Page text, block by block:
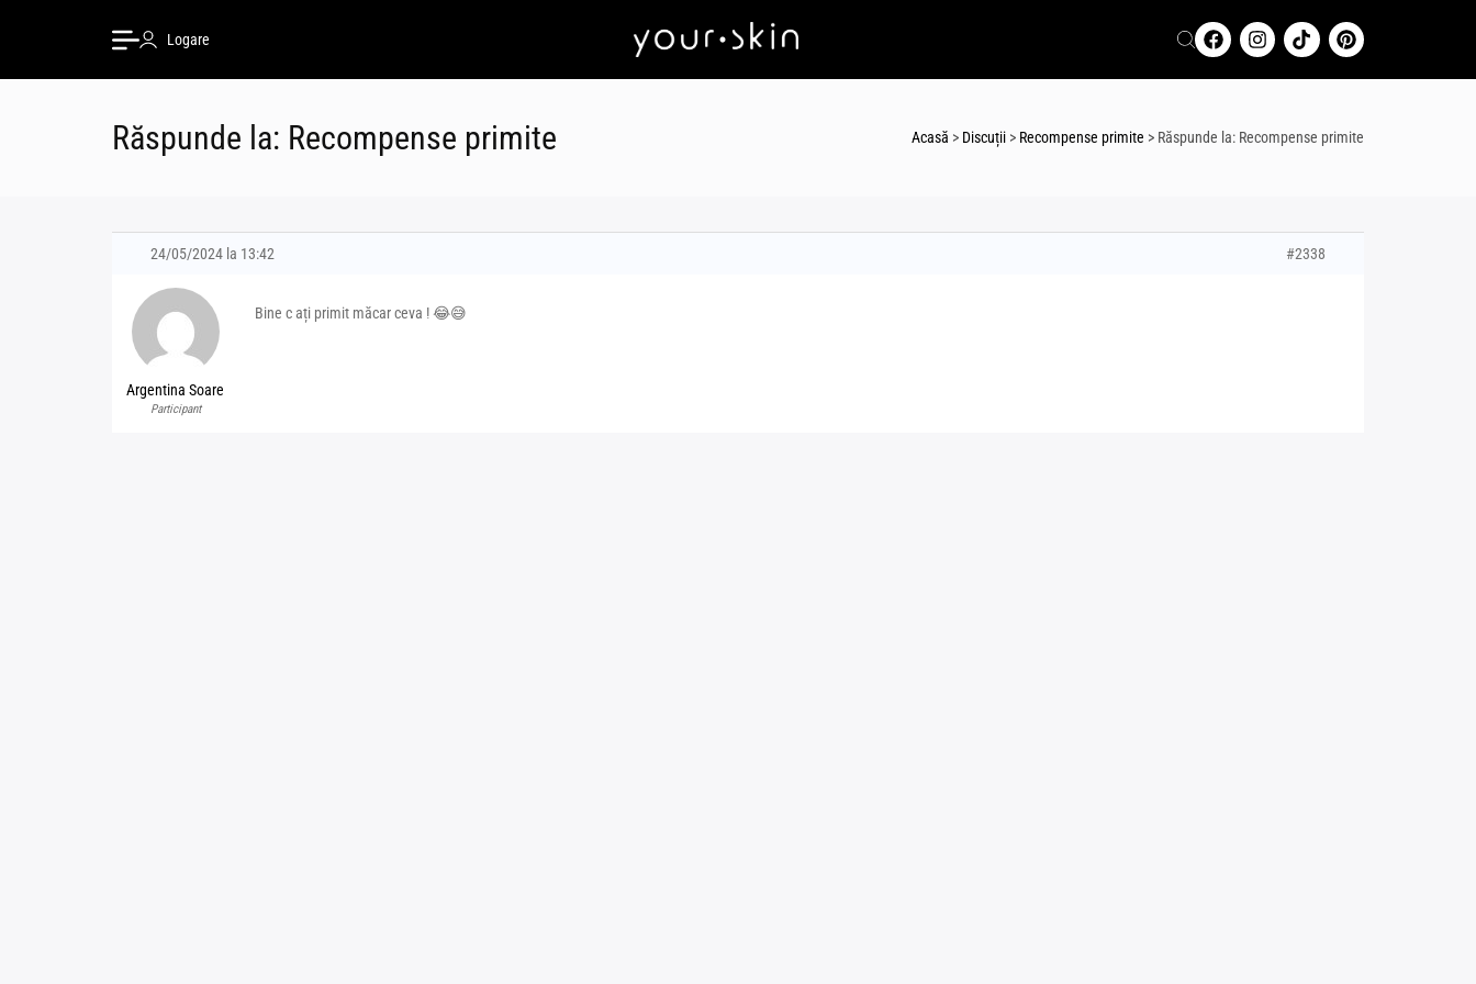
Logare
Răspunde la: Recompense primite Acasă > Discuții > Recompense primite > Răspunde la: Recompense primite
24/05/2024 la 13:42 #2338
Argentina Soare
Participant
Bine c ați primit măcar ceva ! 😂😅